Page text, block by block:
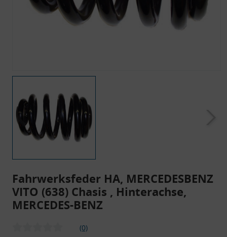
Fahrwerksfeder HA, MERCEDESBENZ
VITO (638) Chasis , Hinterachse,
MERCEDES-BENZ
(0)